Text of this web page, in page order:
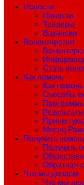
Новости
Новости
Тендеры
Вакансии
Волонтёрство
Стать
Как помочь
Как помочь
Способы
Прием
Месяц
Получить
Получить
Обратная
Что мы делаем
Что мы